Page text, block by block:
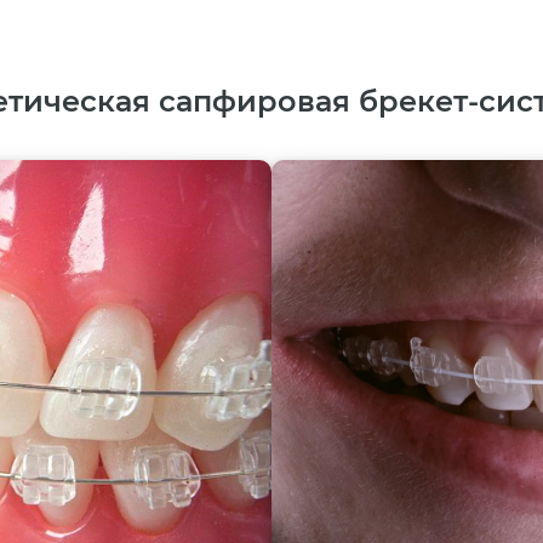
сапфировая брекет-